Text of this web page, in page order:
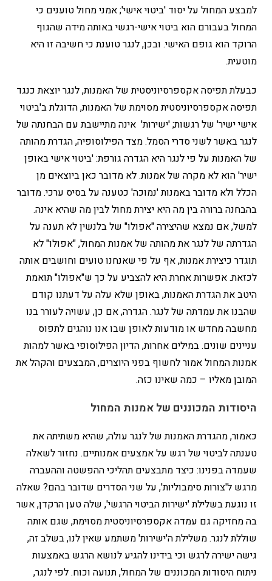
למבצע המחול על יסוד 'ביטוי אישי'; אמני מחול טוענים כי
המחול בעבורם הוא ביטוי אישי-רגשי באותה מידה שהגוף
הרוקד הוא גופם האישי. ובכן, לנגר טוענת כי חשיבה זו היא
מוטעית.
כבעלת תפיסה אקספרסיוניסטית של האמנות, לנגר יוצאת כנגד
תפיסה אקספרסיוניסטית מסוימת של האמנות, הדוגלת ב'ביטוי
אישי ישיר' של רגשות; 'ישירות' אינה מתיישבת עם הבחנתה של
לנגר באשר לשני סדרי הסמל. מצד הפילוסופיה, הגדרת מהותה
של האמנות על פי לנגר היא הגדרה גורפת: 'ביטוי אישי באופן
ישיר' הוא לא מקרה של אמנות. לא מדובר כאן ביוצאים מן
הכלל ולא מדובר באמנות 'נמוכה' כטענה על בסיס ערכי. מדובר
בהבחנה ברורה בין מה היא יצירת מחול לבין מה שהיא אינה.
למשל, אם נמצא שהיצירה "אפולו" של בלנשין לא תענה על
הגדרתה של לנגר את מהותה של אמנות המחול, "אפולו" לא
תוגדר כיצירת אמנות, אף על פי שאנחנו טועים וחושבים אותה
לכזאת. אפשרות אחרת היא להצביע על כך ש"אפולו" תואמת
היטב את הגדרת האמנות, באופן שלא עלה על דעתנו קודם
שהבנו את עמדתה של לנגר. הגדרה, אם כן, עשויה לעורר בנו
מחשבה מחדש או מודעות לאופן שבו אנו נוהגים לתפוס
עניינים שונים. במילים אחרות, הדיון הפילוסופי באשר למהות
אמנות המחול אמור לחשוף בפני היוצרים, המבצעים והקהל את
המובן מאליו – כמה שאינו כזה.
היסודות המכוננים של אמנות המחול
כאמור, מהגדרת האמנות של לנגר עולה, שהיא משתיתה את
טענתה לביטוי של רגש על אמצעים אמנותיים. נחזור לשאלה
שעמדה בפנינו: כיצד מתבצעים תהליכי ההפשטה וההעברה
מרגש ל'צורות סימבוליות', על שני הסדרים שדובר בהם? שאלה
זו נוגעת בשלילת 'ישירות הביטוי הרגשי', שלה טען הרקדן, אשר
בה מחזיקה גם עמדה אקספרסיוניסטית מסוימת, שגם אותה
שוללת לנגר. משלילת ה'ישירות' משתמע שאין לנו, בשלב זה,
גישה ישירה לרגש וכי בידינו להגיע לנושא הרגש באמצעות
ניתוח היסודות המכוננים של המחול, תנועה וכוח. לפי לנגר,